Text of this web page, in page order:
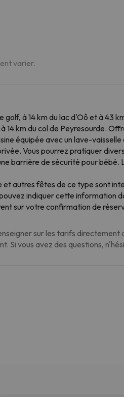
varier.
à 14 km du lac d'Oô et à 43
km du col de Peyresourde.
équipée avec un lave-
Vous pourrez pratiquer
barrière de sécurité pour
autres fêtes de ce type sont
indiquer cette information
sur votre confirmation de
sur les tarifs
Si vous avez des questions,